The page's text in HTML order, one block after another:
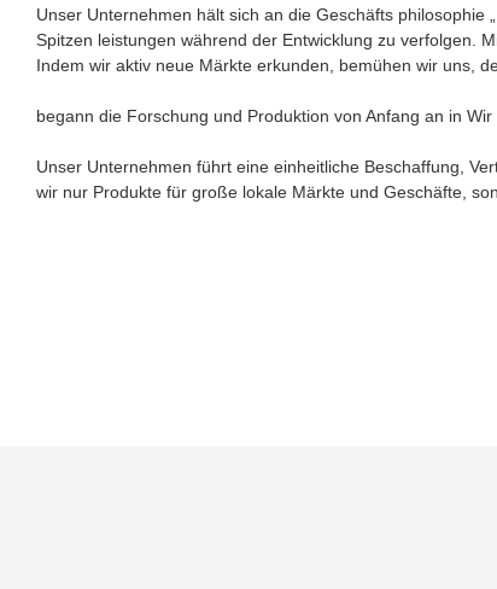
Unser Unternehmen hält sich an die Geschäfts
Spitzen leistungen während der Entwicklung zu verfolgen.
Indem wir aktiv neue Märkte erkunden, bemühen wir uns,
begann die Forschung und Produktion von Anfang an in
Unser Unternehmen führt eine einheitliche Beschaffung,
wir nur Produkte für große lokale Märkte und Geschäfte,